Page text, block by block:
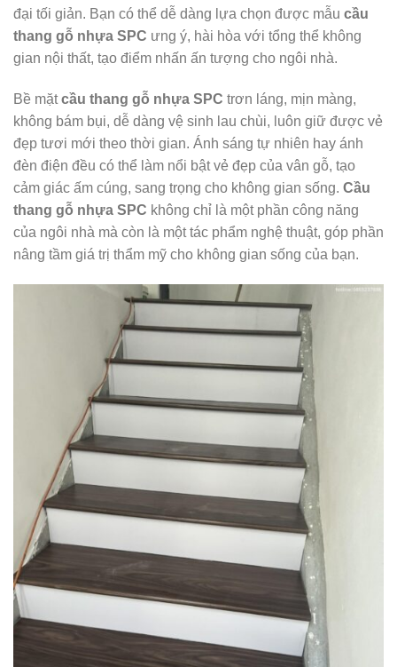
đại tối giản. Bạn có thể dễ dàng lựa chọn được mẫu cầu
thang gỗ nhựa SPC ưng ý, hài hòa với tổng thể không
gian nội thất, tạo điểm nhấn ấn tượng cho ngôi nhà.
Bề mặtcầu thang gỗ nhựa SPC trơn láng, mịn màng,
không bám bụi, dễ dàng vệ sinh lau chùi, luôn giữ được vẻ
đẹp tươi mới theo thời gian. Ánh sáng tự nhiên hay ánh
đèn điện đều có thể làm nổi bật vẻ đẹp của vân gỗ, tạo
cảm giác ấm cúng, sang trọng cho không gian sống. Cầu
thang gỗ nhựa SPC không chỉ là một phần công năng
của ngôi nhà mà còn là một tác phẩm nghệ thuật, góp phần
nâng tầm giá trị thẩm mỹ cho không gian sống của bạn.